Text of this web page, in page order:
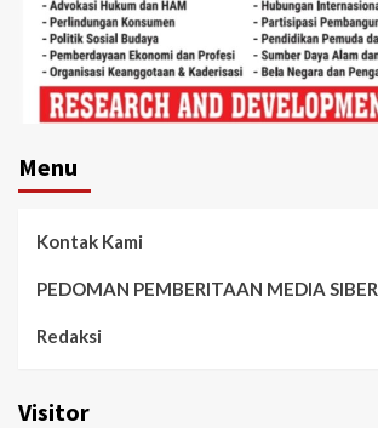
Menu
Kontak Kami
PEDOMAN PEMBERITAAN MEDIA SIBER
Redaksi
Visitor